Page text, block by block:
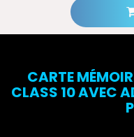
Prévenez-moi
CARTE
CLASS 10 AVEC